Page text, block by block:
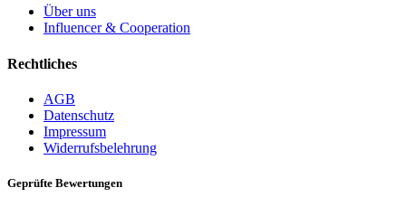
Über uns
Influencer & Cooperation
Rechtliches
AGB
Datenschutz
Impressum
Widerrufsbelehrung
Geprüfte Bewertungen